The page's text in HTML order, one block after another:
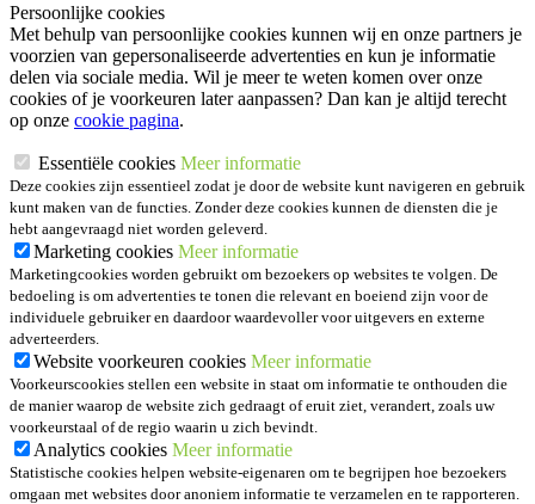
Persoonlijke cookies
Met behulp van persoonlijke cookies kunnen wij en onze partners je
voorzien van gepersonaliseerde advertenties en kun je informatie
delen via sociale media. Wil je meer te weten komen over onze
cookies of je voorkeuren later aanpassen? Dan kan je altijd terecht
op onze cookie pagina.
Essentiële cookies Meer informatie
Deze cookies zijn essentieel zodat je door de website kunt navigeren en gebruik
kunt maken van de functies. Zonder deze cookies kunnen de diensten die je
hebt aangevraagd niet worden geleverd.
Marketing cookies Meer informatie
Marketingcookies worden gebruikt om bezoekers op websites te volgen. De
bedoeling is om advertenties te tonen die relevant en boeiend zijn voor de
individuele gebruiker en daardoor waardevoller voor uitgevers en externe
adverteerders.
Website voorkeuren cookies Meer informatie
Voorkeurscookies stellen een website in staat om informatie te onthouden die
de manier waarop de website zich gedraagt of eruit ziet, verandert, zoals uw
voorkeurstaal of de regio waarin u zich bevindt.
Analytics cookies Meer informatie
Statistische cookies helpen website-eigenaren om te begrijpen hoe bezoekers
omgaan met websites door anoniem informatie te verzamelen en te rapporteren.